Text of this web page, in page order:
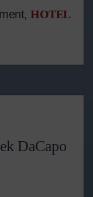
HOTEL
DaCapo